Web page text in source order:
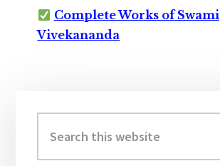
Complete Works of Swami
Vivekananda
Sidebar
this
website